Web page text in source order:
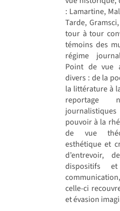
: Lamartine,
Tarde,
tour à tour
témoins des
régime
Point de vue
divers : de la
la littérature à
reportage
pouvoir à la
de vue
esthétique et
d’entrevoir,
dispositifs
celle-ci
et évasion